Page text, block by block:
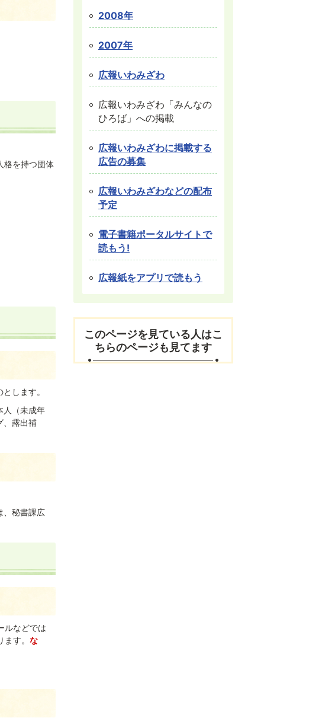
格を持つ団体
します。
人（未成年
、露出補
、秘書課広
ルなどでは
す。 な
2008年
2007年
広報いわみざわ
広報いわみざわ「みんなの
ひろば」への掲載
広報いわみざわに掲載する
広告の募集
広報いわみざわなどの配布
予定
電子書籍ポータルサイトで
読もう!
広報紙をアプリで読もう
このページを見ている人はこ
ちらのページも見てます